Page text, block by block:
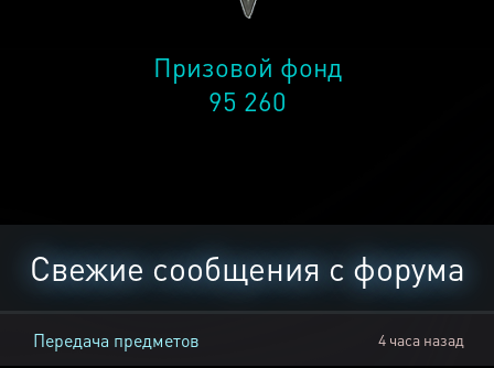
Призовой фонд
95 260
Свежие сообщения с форума
Передача предметов 4 часа назад